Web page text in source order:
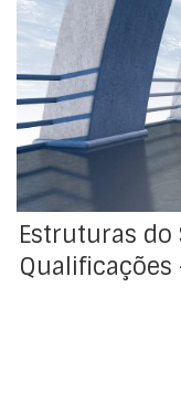
São estruturas do
ANQEP, a DGE), a
Setoriais para a
operadores de
Estruturas do
Qualificações